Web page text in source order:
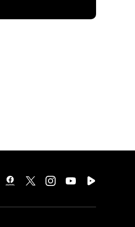
hmg
facebook
twitterinstagramyoutubenaver